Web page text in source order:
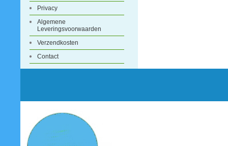
Privacy
Algemene
Leveringsvoorwaarden
Verzendkosten
Contact